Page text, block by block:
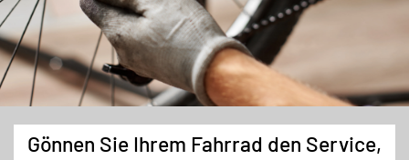
Gönnen Sie Ihrem Fahrrad den Service,